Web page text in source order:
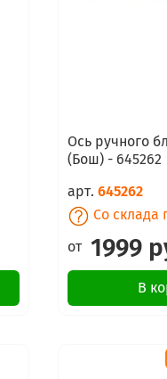
Ось ручного
(Бош) - 645262
арт.645262
Со склада
от 1999
В